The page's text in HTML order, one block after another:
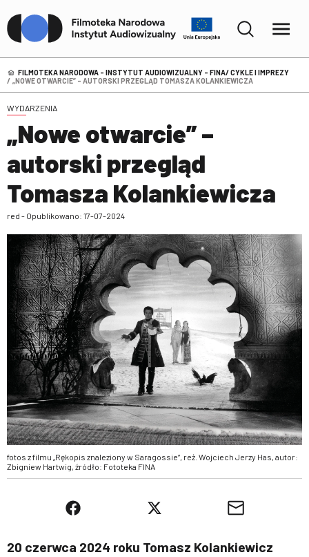
FILMOTEKA NARODOWA – INSTYTUT AUDIOWIZUALNY - FINA CYKLE I IMPREZY
„NOWE OTWARCIE” – AUTORSKI PRZEGLĄD TOMASZA KOLANKIEWICZA
WYDARZENIA
„Nowe otwarcie” –
autorski przegląd
Tomasza Kolankiewicza
red - Opublikowano: 17-07-2024
fotos z filmu „Rękopis znaleziony w Saragossie”, reż. Wojciech Jerzy Has, autor:
Zbigniew Hartwig, źródło: Fototeka FINA
20 czerwca 2024 roku Tomasz Kolankiewicz